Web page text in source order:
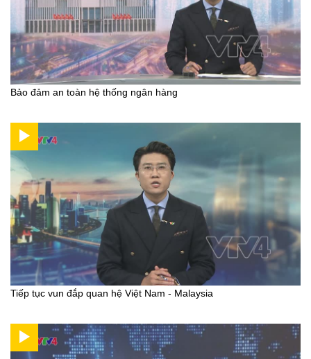
Bảo đảm an toàn hệ thống ngân hàng
Tiếp tục vun đắp quan hệ Việt Nam - Malaysia